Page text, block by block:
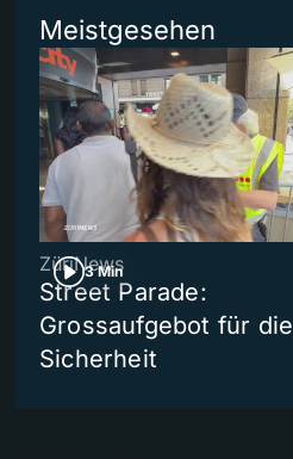
Meistgesehen
3 Min
ZüriNews
Street Parade:
Grossaufgebot für die
Sicherheit